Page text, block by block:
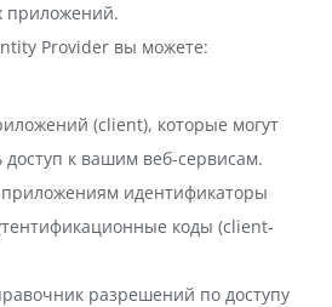
приложений.
Provider вы можете:
(client), которые могут
доступ к вашим веб-сервисам.
идентификаторы
коды (client-
разрешений по доступу